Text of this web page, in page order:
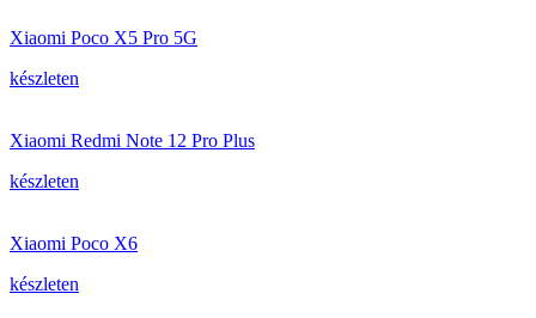
Xiaomi Poco X5 Pro 5G
készleten
Xiaomi Redmi Note 12 Pro Plus
készleten
Xiaomi Poco X6
készleten